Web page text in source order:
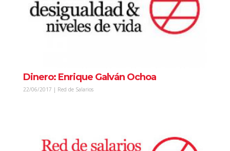
Dinero: Enrique Galván Ochoa
22/06/2017 | Red de Salarios